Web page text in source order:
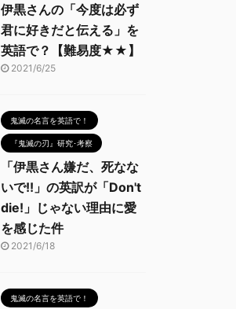
伊黒さんの「今度は必ず
君に好きだと伝える」を
英語で？【難易度★★】
2021/6/25
鬼滅の名言を英語で！
『鬼滅の刃』研究･考察
「伊黒さん嫌だ、死なな
いで!!」の英訳が「Don't
die!」じゃない理由に愛
を感じた件
2021/6/18
鬼滅の名言を英語で！